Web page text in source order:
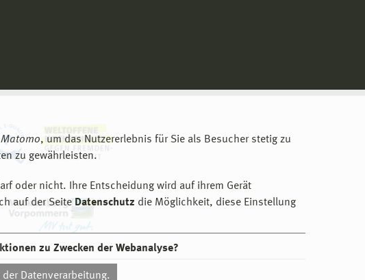
Matomo, um das Nutzererlebnis für Sie als Besucher stetig zu
zu gewährleisten.
oder nicht. Ihre Entscheidung wird auf ihrem Gerät
auf der Seite Datenschutz die Möglichkeit, diese Einstellung
zu Zwecken der Webanalyse?
Datenverarbeitung.